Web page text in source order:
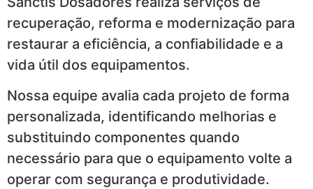
recuperação, reforma e modernização para
restaurar a eficiência, a confiabilidade e a
vida útil dos equipamentos.
Nossa equipe avalia cada projeto de forma
personalizada, identificando melhorias e
substituindo componentes quando
necessário para que o equipamento volte a
operar com segurança e produtividade.